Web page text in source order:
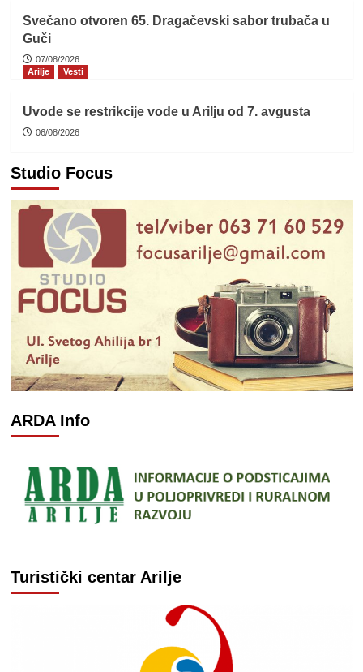
Svečano otvoren 65. Dragačevski sabor trubača u
Guči
07/08/2026
Arilje
Vesti
Uvode se restrikcije vode u Arilju od 7. avgusta
06/08/2026
Studio Focus
ARDA Info
Turistički centar Arilje